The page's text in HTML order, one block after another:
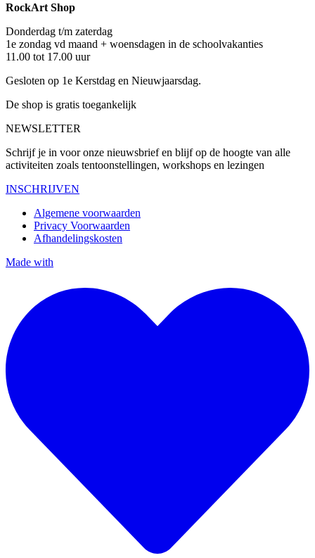
RockArt Shop
Donderdag t/m zaterdag
1e zondag vd maand + woensdagen in de schoolvakanties
11.00 tot 17.00 uur
Gesloten op 1e Kerstdag en Nieuwjaarsdag.
De shop is gratis toegankelijk
NEWSLETTER
Schrijf je in voor onze nieuwsbrief en blijf op de hoogte van alle
activiteiten zoals tentoonstellingen, workshops en lezingen
INSCHRIJVEN
Algemene voorwaarden
Privacy Voorwaarden
Afhandelingskosten
Made with